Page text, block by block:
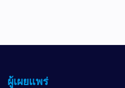
ผู้เผยแพร่